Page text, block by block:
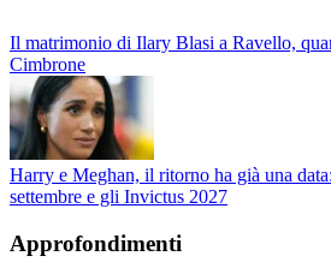
Il matrimonio di Ilary Blasi a Ravello,
Cimbrone
Harry e Meghan, il ritorno ha già una
settembre e gli Invictus 2027
Approfondimenti